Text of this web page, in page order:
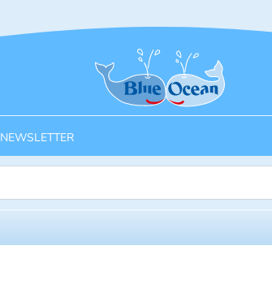
Startseite
NEWSLETTER